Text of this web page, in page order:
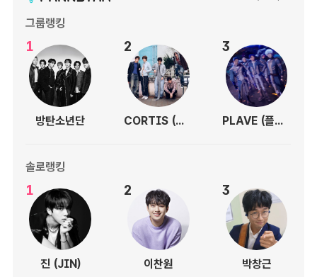
그룹랭킹
1
방탄소년단
2
CORTIS (코르티스)
3
PLAVE (플레이브)
솔로랭킹
1
진 (JIN)
2
이찬원
3
박창근